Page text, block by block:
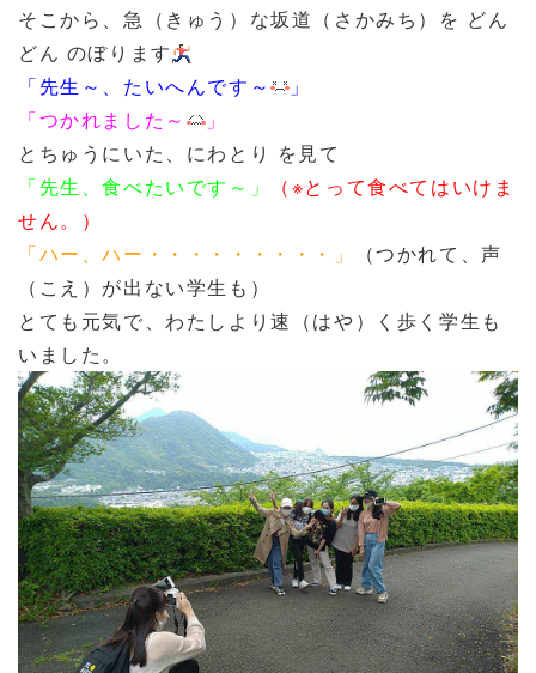
そこから、急（きゅう）な坂道（さかみち）を どん
どん のぼります
「先生～、たいへんです～
」
「つかれました～
」
とちゅうにいた、にわとり を見て
「先生、食べたいです～」
（※とって食べてはいけま
せん。）
「ハー、ハー・・・・・・・・・」
（つかれて、声
（こえ）が出ない学生も）
とても元気で、わたしより速（はや）く歩く学生も
いました。